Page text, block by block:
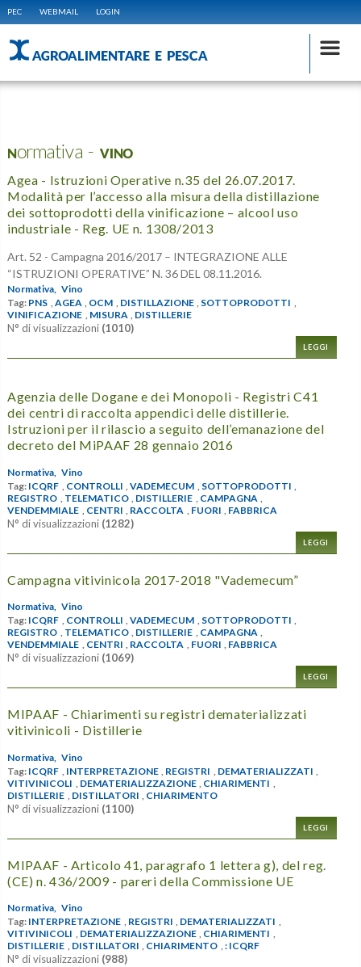
PEC WEBMAIL LOGIN
AGROALIMENTARE E PESCA
Normativa - VINO
Agea - Istruzioni Operative n.35 del 26.07.2017.
Modalità per l’accesso alla misura della distillazione
dei sottoprodotti della vinificazione – alcool uso
industriale - Reg. UE n. 1308/2013
Art. 52 - Campagna 2016/2017 – INTEGRAZIONE ALLE
“ISTRUZIONI OPERATIVE” N. 36 DEL 08.11.2016.
Normativa, Vino
Tag: PNS , AGEA , OCM , DISTILLAZIONE , SOTTOPRODOTTI ,
VINIFICAZIONE , MISURA , DISTILLERIE
N° di visualizzazioni (1010)
LEGGI
Agenzia delle Dogane e dei Monopoli - Registri C41
dei centri di raccolta appendici delle distillerie.
Istruzioni per il rilascio a seguito dell’emanazione del
decreto del MiPAAF 28 gennaio 2016
Normativa, Vino
Tag: ICQRF CONTROLLI ,VADEMECUM SOTTOPRODOTTI
REGISTRO
TELEMATICO DISTILLERIE CAMPAGNA
VENDEMMIALE
CENTRI RACCOLTA FUORI FABBRICA
N° di visualizzazioni (1282)
LEGGI
Campagna vitivinicola 2017-2018 "Vademecum”
Normativa, Vino
Tag: ICQRF , CONTROLLI ,VADEMECUM , SOTTOPRODOTTI ,
REGISTRO , TELEMATICO , DISTILLERIE , CAMPAGNA ,
VENDEMMIALE , CENTRI , RACCOLTA , FUORI , FABBRICA
N° di visualizzazioni (1069)
LEGGI
MIPAAF - Chiarimenti su registri dematerializzati
vitivinicoli - Distillerie
Normativa, Vino
Tag: ICQRF INTERPRETAZIONE REGISTRI DEMATERIALIZZATI
VITIVINICOLI
DEMATERIALIZZAZIONE CHIARIMENTI
DISTILLERIE
DISTILLATORI CHIARIMENTO
N° di visualizzazioni (1100)
LEGGI
MIPAAF - Articolo 41, paragrafo 1 lettera g), del reg.
(CE) n. 436/2009 - pareri della Commissione UE
Normativa, Vino
Tag: INTERPRETAZIONE REGISTRI DEMATERIALIZZATI
VITIVINICOLI
DEMATERIALIZZAZIONE CHIARIMENTI
DISTILLERIE
DISTILLATORI CHIARIMENTO : ICQRF
N° di visualizzazioni (988)